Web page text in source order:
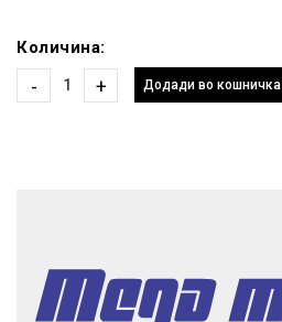
Количина:
- + Додади во кошничка